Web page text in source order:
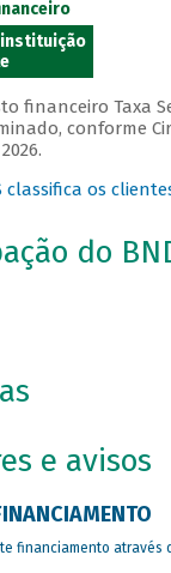
instituição
financeiro Taxa
conforme
classifica os
do
e avisos
financiamento através